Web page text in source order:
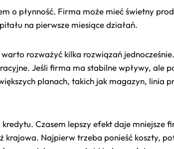
o płynność. Firma może mieć świetny
na pierwsze miesiące działań.
rozważyć kilka rozwiązań
Jeśli firma ma stabilne wpływy,
planach, takich jak magazyn, linia
Czasem lepszy efekt daje mniejsze
krajowa. Najpierw trzeba ponieść koszty,